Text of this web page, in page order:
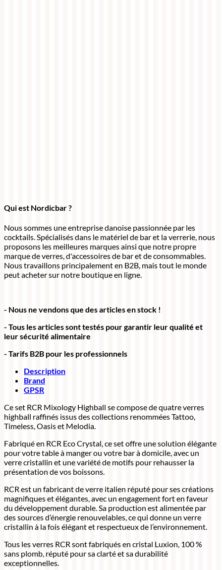
Qui est Nordicbar ?
Nous sommes une entreprise danoise passionnée par les
cocktails. Spécialisés dans le matériel de bar et la verrerie, nous
proposons les meilleures marques ainsi que notre propre
marque de verres, d'accessoires de bar et de consommables.
Nous travaillons principalement en B2B, mais tout le monde
peut acheter sur notre boutique en ligne.
- Nous ne vendons que des articles en stock !
- Tous les articles sont testés pour garantir leur qualité et
leur sécurité alimentaire
- Tarifs B2B pour les professionnels
Description
Brand
GPSR
Ce set RCR Mixology Highball se compose de quatre verres
highball raffinés issus des collections renommées Tattoo,
Timeless, Oasis et Melodia.
Fabriqué en RCR Eco Crystal, ce set offre une solution élégante
pour votre table à manger ou votre bar à domicile, avec un
verre cristallin et une variété de motifs pour rehausser la
présentation de vos boissons.
RCR est un fabricant de verre italien réputé pour ses créations
magnifiques et élégantes, avec un engagement fort en faveur
du développement durable. Sa production est alimentée par
des sources d’énergie renouvelables, ce qui donne un verre
cristallin à la fois élégant et respectueux de l’environnement.
Tous les verres RCR sont fabriqués en cristal Luxion, 100 %
sans plomb, réputé pour sa clarté et sa durabilité
exceptionnelles.